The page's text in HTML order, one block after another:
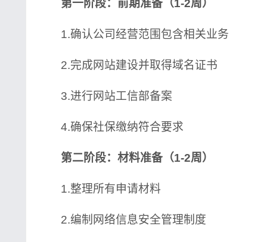
第一阶段：前期准备（1-2周）
1.确认公司经营范围包含相关业务
2.完成网站建设并取得域名证书
3.进行网站工信部备案
4.确保社保缴纳符合要求
第二阶段：材料准备（1-2周）
1.整理所有申请材料
2.编制网络信息安全管理制度